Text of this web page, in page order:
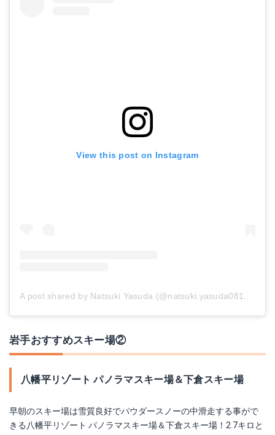
View this post on Instagram
A post shared by Natsuki Yasuda (@natsuki.yasuda0811)
岩手おすすめスキー場②
八幡平リゾート パノラマスキー場＆下倉スキー場
早朝のスキー場は雪質良好でパウダースノーの中滑走する事がで
きる八幡平リゾート パノラマスキー場＆下倉スキー場！2.7キロと